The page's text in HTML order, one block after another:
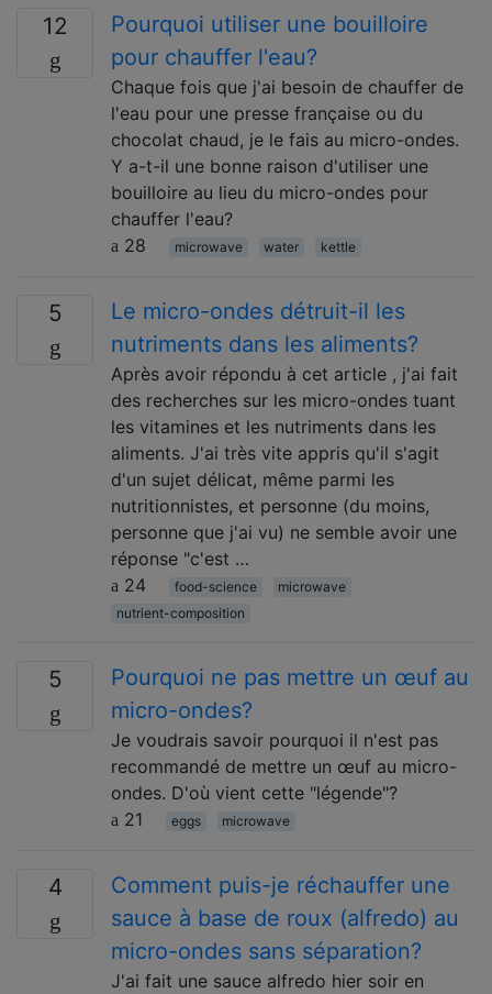
12
Pourquoi utiliser une bouilloire
pour chauffer l'eau?
Chaque fois que j'ai besoin de chauffer de
l'eau pour une presse française ou du
chocolat chaud, je le fais au micro-ondes.
Y a-t-il une bonne raison d'utiliser une
bouilloire au lieu du micro-ondes pour
chauffer l'eau?
28
microwave water kettle
5
Le micro-ondes détruit-il les
nutriments dans les aliments?
Après avoir répondu à cet article , j'ai fait
des recherches sur les micro-ondes tuant
les vitamines et les nutriments dans les
aliments. J'ai très vite appris qu'il s'agit
d'un sujet délicat, même parmi les
nutritionnistes, et personne (du moins,
personne que j'ai vu) ne semble avoir une
réponse "c'est …
24
food-science
microwave
nutrient-composition
5
Pourquoi ne pas mettre un œuf au
micro-ondes?
Je voudrais savoir pourquoi il n'est pas
recommandé de mettre un œuf au micro-
ondes. D'où vient cette "légende"?
21
eggs microwave
4
Comment puis-je réchauffer une
sauce à base de roux (alfredo) au
micro-ondes sans séparation?
J'ai fait une sauce alfredo hier soir en